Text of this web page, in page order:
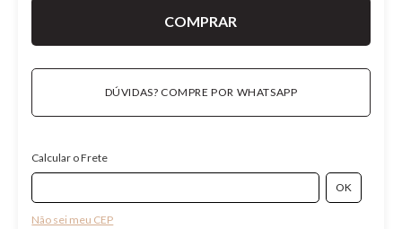
DÚVIDAS? COMPRE POR WHATSAPP
Calcular o Frete
Não sei meu CEP